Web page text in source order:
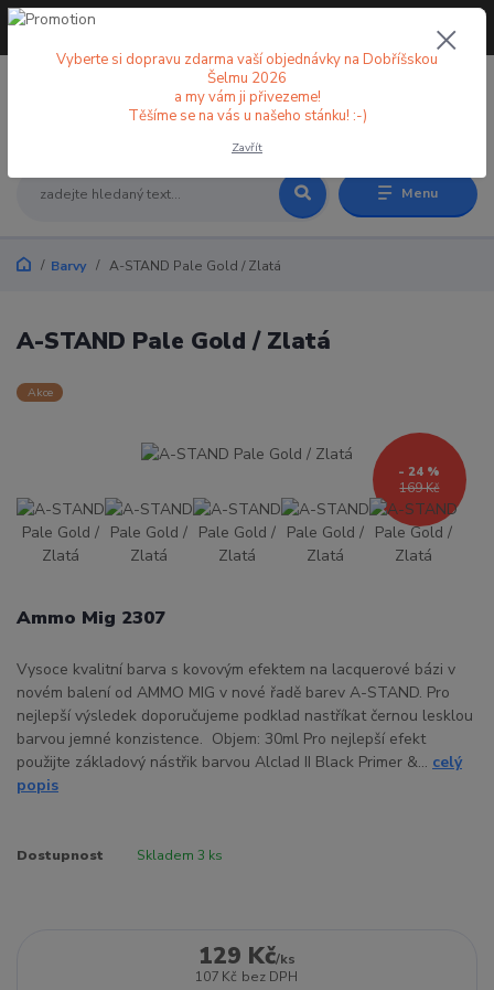
Menu
+420 773 998 582
Barvy A-STAND Pale Gold / Zlatá
A-STAND Pale Gold / Zlatá
Akce
169 Kč
- 24 %
Ammo Mig 2307
Vysoce kvalitní barva s kovovým efektem na lacquerové bázi v
novém balení od AMMO MIG v nové řadě barev A-STAND. Pro
nejlepší výsledek doporučujeme podklad nastříkat černou lesklou
barvou jemné konzistence. Objem: 30ml Pro nejlepší efekt
použijte základový nástřik barvou Alclad II Black Primer &... celý
popis
Dostupnost Skladem 3 ks
129 Kč/ks
107 Kč bez DPH
Vyberte si dopravu zdarma vaší objednávky na Dobříšskou
Šelmu 2026
a my vám ji přivezeme!
Těšíme se na vás u našeho stánku! :-)
Zavřít